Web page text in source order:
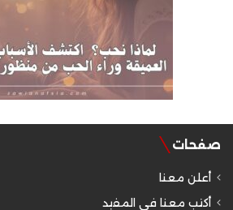
صفحات
أعلن معنا
أكتب معنا في المفيد